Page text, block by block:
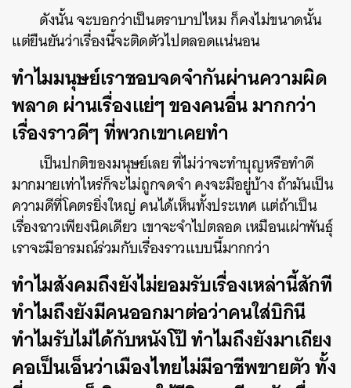
ดังนั้น จะบอกว่าเป็นตราบาปไหม ก็คงไม่ขนาดนั้น
แต่ยืนยันว่าเรื่องนี้จะติดตัวไปตลอดแน่นอน
ทำไมมนุษย์เราชอบจดจำกันผ่านความผิด
พลาด ผ่านเรื่องแย่ๆ ของคนอื่น มากกว่า
เรื่องราวดีๆ ที่พวกเขาเคยทำ
เป็นปกติของมนุษย์เลย ที่ไม่ว่าจะทำบุญหรือทำดี
มากมายเท่าไหร่ก็จะไม่ถูกจดจำ คงจะมีอยู่บ้าง ถ้ามันเป็น
ความดีที่โคตรยิ่งใหญ่ คนได้เห็นทั้งประเทศ แต่ถ้าเป็น
เรื่องฉาวเพียงนิดเดียว เขาจะจำไปตลอด เหมือนเผ่าพันธ์ุ
เราจะมีอารมณ์ร่วมกับเรื่องราวแบบนี้มากกว่า
ทำไมสังคมถึงยังไม่ยอมรับเรื่องเหล่านี้สักที
ทำไมถึงยังมีคนออกมาต่อว่าคนใส่บิกินี
ทำไมรับไม่ได้กับหนังโป๊ ทำไมถึงยังมาเถียง
คอเป็นเอ็นว่าเมืองไทยไม่มีอาชีพขายตัว ทั้ง